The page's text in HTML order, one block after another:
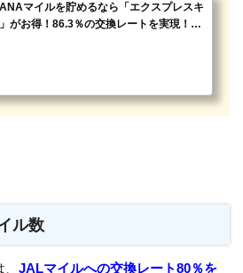
マイルを貯めるなら「エクスプレスキ
がお得！86.3％の交換レートを実現！＜2
ル数
JALマイルへの交換レート80％を